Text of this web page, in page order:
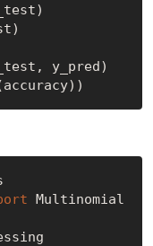
y_pred)
Multinomial